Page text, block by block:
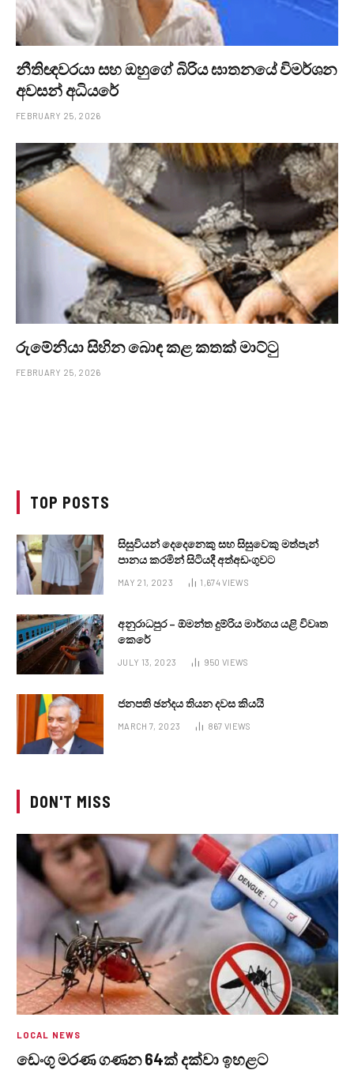
නීතිඥවරයා සහ ඔහුගේ බිරිය ඝාතනයේ විමර්ශන
අවසන් අධියරේ
FEBRUARY 25, 2026
රුමේනියා සිහින බොඳ කළ කතක් මාට්ටු
FEBRUARY 25, 2026
TOP POSTS
සිසුවියන් දෙදෙනෙකු සහ සිසුවෙකු මත්පැන්
පානය කරමින් සිටියදී අත්අඩංගුවට
MAY 21, 2023 1,674VIEWS
අනුරාධපුර – ඕමන්ත දුම්රිය මාර්ගය යළි විවෘත
කෙරේ
JULY 13, 2023 950 VIEWS
ජනපති ඡන්දය තියන දවස කියයි
MARCH 7, 2023 867 VIEWS
DON'T MISS
LOCAL NEWS
ඩෙංගු මරණ ගණන 64ක් දක්වා ඉහළට